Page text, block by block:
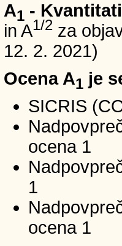
A1 -
in A1/2 za
12. 2. 2021)
Ocena A1 je
SICRIS
ocena 1
1
ocena 1